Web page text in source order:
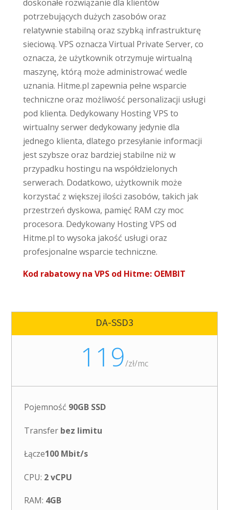
doskonałe rozwiązanie dla klientów
potrzebujących dużych zasobów oraz
relatywnie stabilną oraz szybką infrastrukturę
sieciową. VPS oznacza Virtual Private Server, co
oznacza, że użytkownik otrzymuje wirtualną
maszynę, którą może administrować wedle
uznania. Hitme.pl zapewnia pełne wsparcie
techniczne oraz możliwość personalizacji usługi
pod klienta. Dedykowany Hosting VPS to
wirtualny serwer dedykowany jedynie dla
jednego klienta, dlatego przesyłanie informacji
jest szybsze oraz bardziej stabilne niż w
przypadku hostingu na współdzielonych
serwerach. Dodatkowo, użytkownik może
korzystać z większej ilości zasobów, takich jak
przestrzeń dyskowa, pamięć RAM czy moc
procesora. Dedykowany Hosting VPS od
Hitme.pl to wysoka jakość usługi oraz
profesjonalne wsparcie techniczne.
Kod rabatowy na VPS od Hitme: OEMBIT
DA-SSD3
119/zł/mc
Pojemność 90GB SSD
Transfer bez limitu
Łącze100 Mbit/s
CPU: 2 vCPU
RAM: 4GB